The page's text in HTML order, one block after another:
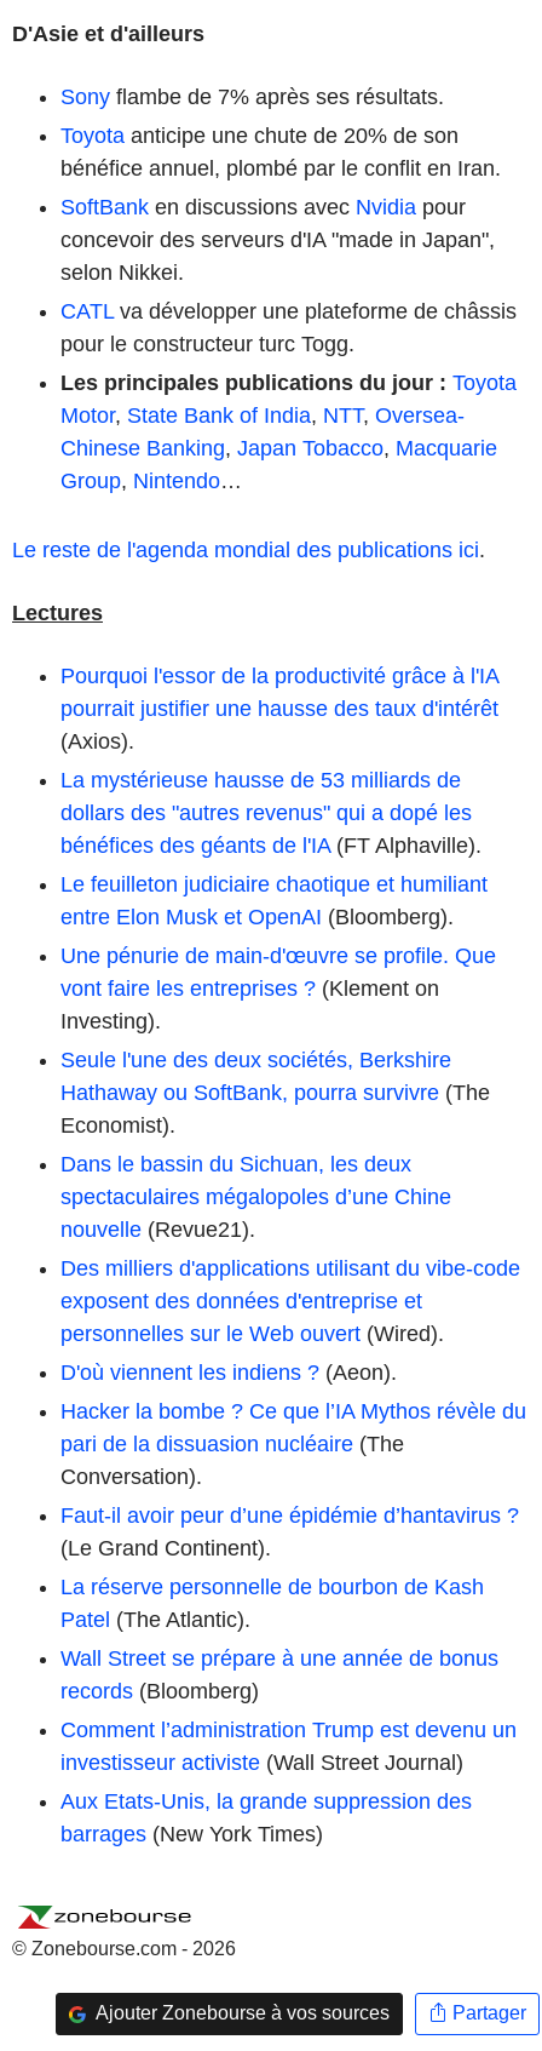
D'Asie et d'ailleurs
Sony flambe de 7% après ses résultats.
Toyota anticipe une chute de 20% de son
bénéfice annuel, plombé par le conflit en Iran.
SoftBank en discussions avec Nvidia pour
concevoir des serveurs d'IA "made in Japan",
selon Nikkei.
CATLva développer une plateforme de châssis
pour le constructeur turc Togg.
Les principales publications du jour : Toyota
Motor, State Bank of India, NTT, Oversea-
Chinese Banking, Japan Tobacco, Macquarie
Group, Nintendo…
Le reste de l'agenda mondial des publications ici.
Lectures
Pourquoi l'essor de la productivité grâce à l'IA
pourrait justifier une hausse des taux d'intérêt
(Axios).
La mystérieuse hausse de 53 milliards de
dollars des "autres revenus" qui a dopé les
bénéfices des géants de l'IA(FT Alphaville).
Le feuilleton judiciaire chaotique et humiliant
entre Elon Musk et OpenAI (Bloomberg).
Une pénurie de main-d'œuvre se profile. Que
vont faire les entreprises ? (Klement on
Investing).
Seule l'une des deux sociétés, Berkshire
Hathaway ou SoftBank, pourra survivre (The
Economist).
Dans le bassin du Sichuan, les deux
spectaculaires mégalopoles d’une Chine
nouvelle (Revue21).
Des milliers d'applications utilisant du vibe-code
exposent des données d'entreprise et
personnelles sur le Web ouvert (Wired).
D'où viennent les indiens ? (Aeon).
Hacker la bombe ? Ce que l’IA Mythos révèle du
pari de la dissuasion nucléaire (The
Conversation).
Faut-il avoir peur d’une épidémie d’hantavirus ?
(Le Grand Continent).
La réserve personnelle de bourbon de Kash
Patel (The Atlantic).
Wall Street se prépare à une année de bonus
records (Bloomberg)
Comment l’administration Trump est devenu un
investisseur activiste (Wall Street Journal)
Aux Etats-Unis, la grande suppression des
barrages (New York Times)
© Zonebourse.com - 2026
Ajouter Zonebourse à vos sources Partager